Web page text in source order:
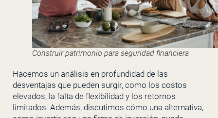
Construir patrimonio para seguridad financiera
Hacemos un análisis en profundidad de las
desventajas que pueden surgir, como los costos
elevados, la falta de flexibilidad y los retornos
limitados. Además, discutimos cómo una alternativa,